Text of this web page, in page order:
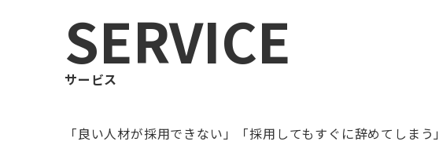
SERVICE
サービス
「良い人材が採用できない」「採用してもすぐに辞めてしまう」